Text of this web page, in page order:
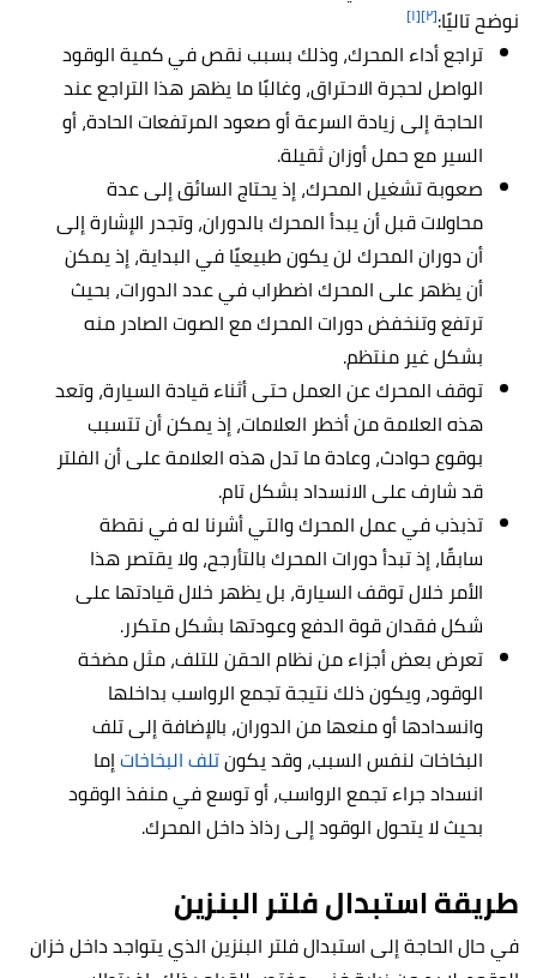
نوضح تاليًا:[٢] [١]
تراجع أداء المحرك، وذلك بسبب نقص في كمية الوقود
الواصل لحجرة الاحتراق، وغالبًا ما يظهر هذا التراجع عند
الحاجة إلى زيادة السرعة أو صعود المرتفعات الحادة، أو
السير مع حمل أوزان ثقيلة.
صعوبة تشغيل المحرك، إذ يحتاج السائق إلى عدة
محاولات قبل أن يبدأ المحرك بالدوران، وتجدر الإشارة إلى
أن دوران المحرك لن يكون طبيعيًا في البداية، إذ يمكن
أن يظهر على المحرك اضطراب في عدد الدورات، بحيث
ترتفع وتنخفض دورات المحرك مع الصوت الصادر منه
بشكل غير منتظم.
توقف المحرك عن العمل حتى أثناء قيادة السيارة، وتعد
هذه العلامة من أخطر العلامات، إذ يمكن أن تتسبب
بوقوع حوادث، وعادة ما تدل هذه العلامة على أن الفلتر
قد شارف على الانسداد بشكل تام.
تذبذب في عمل المحرك والتي أشرنا له في نقطة
سابقًا، إذ تبدأ دورات المحرك بالتأرجح، ولا يقتصر هذا
الأمر خلال توقف السيارة، بل يظهر خلال قيادتها على
شكل فقدان قوة الدفع وعودتها بشكل متكرر.
تعرض بعض أجزاء من نظام الحقن للتلف، مثل مضخة
الوقود، ويكون ذلك نتيجة تجمع الرواسب بداخلها
وانسدادها أو منعها من الدوران، بالإضافة إلى تلف
البخاخات لنفس السبب، وقد يكونتلف البخاخاتإما
انسداد جراء تجمع الرواسب، أو توسع في منفذ الوقود
بحيث لا يتحول الوقود إلى رذاذ داخل المحرك.
طريقة استبدال فلتر البنزين
في حال الحاجة إلى استبدال فلتر البنزين الذي يتواجد داخل خزان